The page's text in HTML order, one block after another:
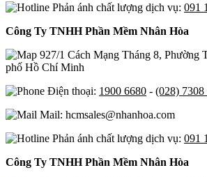
Phản ánh chất lượng dịch vụ: 091
Công Ty TNHH Phần Mềm Nhân Hòa
927/1 Cách Mạng Tháng 8, Phường
phố Hồ Chí Minh
Điện thoại: 1900 6680 - (028) 7308
Mail: hcmsales@nhanhoa.com
Phản ánh chất lượng dịch vụ: 091
Công Ty TNHH Phần Mềm Nhân Hòa